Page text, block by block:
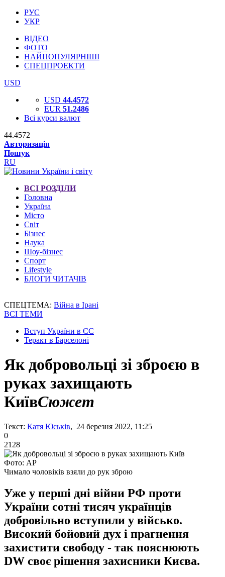
РУС
УКР
ВІДЕО
ФОТО
НАЙПОПУЛЯРНІШІ
СПЕЦПРОЕКТИ
USD
USD 44.4572
EUR 51.2486
Всі курси валют
44.4572
Авторизація
Пошук
RU
ВСІ РОЗДІЛИ
Головна
Україна
Місто
Світ
Бізнес
Наука
Шоу-бізнес
Спорт
Lifestyle
БЛОГИ ЧИТАЧІВ
СПЕЦТЕМА: Війна в Ірані
ВСІ ТЕМИ
Вступ України в ЄС
Теракт в Барселоні
Як добровольці зі зброєю в
руках захищають
КиївСюжет
Текст: Катя Юськів, 24 березня 2022, 11:25
0
2128
Фото: АР
Чимало чоловіків взяли до рук зброю
Уже у перші дні війни РФ проти
України сотні тисяч українців
добровільно вступили у військо.
Високий бойовий дух і прагнення
захистити свободу - так пояснюють
DW своє рішення захисники Києва.